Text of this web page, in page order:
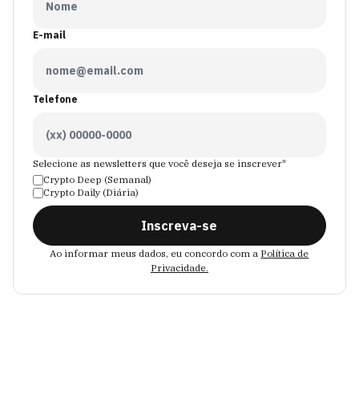
E-mail
Telefone
Selecione as newsletters que você deseja se inscrever*
Crypto Deep (Semanal)
Crypto Daily (Diária)
Inscreva-se
Ao informar meus dados, eu concordo com a Política de
Privacidade.